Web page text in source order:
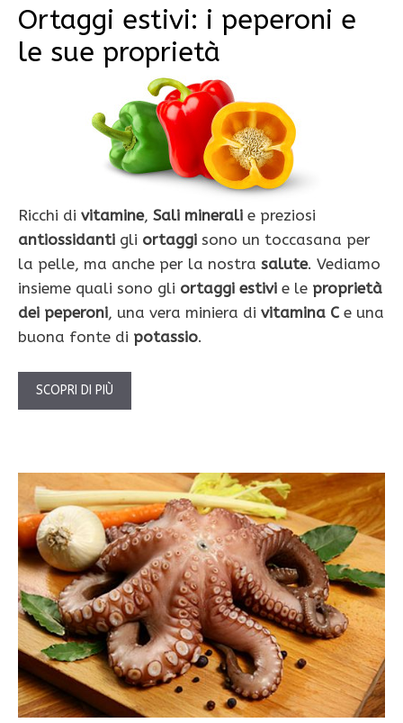
Ortaggi estivi: i peperoni e
le sue proprietà
Ricchi di vitamine, Sali minerali e preziosi
antiossidanti gli ortaggi sono un toccasana per
la pelle, ma anche per la nostra salute. Vediamo
insieme quali sono gli ortaggi estivi e le proprietà
dei peperoni, una vera miniera di vitamina C e una
buona fonte di potassio.
SCOPRI DI PIÙ